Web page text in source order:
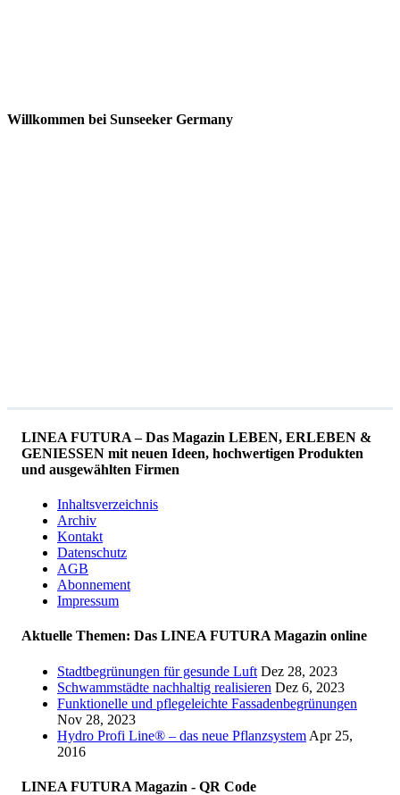
Willkommen bei Sunseeker Germany
LINEA FUTURA – Das Magazin LEBEN, ERLEBEN &
GENIESSEN mit neuen Ideen, hochwertigen Produkten
und ausgewählten Firmen
Inhaltsverzeichnis
Archiv
Kontakt
Datenschutz
AGB
Abonnement
Impressum
Aktuelle Themen: Das LINEA FUTURA Magazin online
Stadtbegrünungen für gesunde Luft Dez 28, 2023
Schwammstädte nachhaltig realisieren Dez 6, 2023
Funktionelle und pflegeleichte Fassadenbegrünungen
Nov 28, 2023
Hydro Profi Line® – das neue Pflanzsystem Apr 25,
2016
LINEA FUTURA Magazin - QR Code